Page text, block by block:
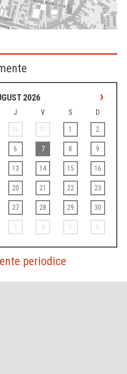
2026 ›
J V S D
30 31 1 2
6 7 8 9
13 14 15 16
20 21 22 23
27 28 29 30
3 4 5 6
periodice